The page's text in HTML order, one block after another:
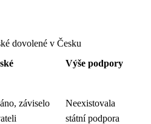
dovolené v Česku
Výše podpory
záviselo
Neexistovala
státní podpora